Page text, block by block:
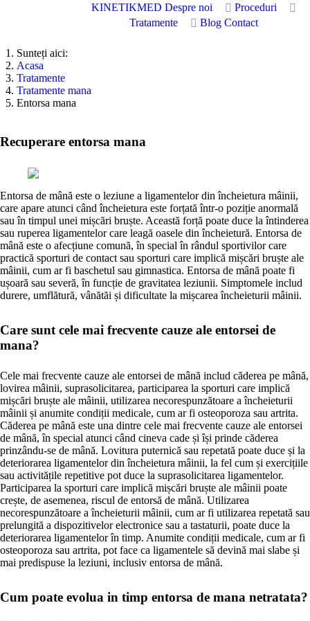
KINETIKMED Despre noi
Proceduri
Tratamente
Blog Contact
Sunteți aici:
Acasa
Tratamente
Tratamente mana
Entorsa mana
Recuperare entorsa mana
Entorsa de mână este o leziune a ligamentelor din încheietura mâinii,
care apare atunci când încheietura este forțată într-o poziție anormală
sau în timpul unei mișcări bruște. Această forță poate duce la întinderea
sau ruperea ligamentelor care leagă oasele din încheietură. Entorsa de
mână este o afecțiune comună, în special în rândul sportivilor care
practică sporturi de contact sau sporturi care implică mișcări bruște ale
mâinii, cum ar fi baschetul sau gimnastica. Entorsa de mână poate fi
ușoară sau severă, în funcție de gravitatea leziunii. Simptomele includ
durere, umflătură, vânătăi și dificultate la mișcarea încheieturii mâinii.
Care sunt cele mai frecvente cauze ale entorsei de
mana?
Cele mai frecvente cauze ale entorsei de mână includ căderea pe mână,
lovirea mâinii, suprasolicitarea, participarea la sporturi care implică
mișcări bruște ale mâinii, utilizarea necorespunzătoare a încheieturii
mâinii și anumite condiții medicale, cum ar fi osteoporoza sau artrita.
Căderea pe mână este una dintre cele mai frecvente cauze ale entorsei
de mână, în special atunci când cineva cade și își prinde căderea
prinzându-se de mână. Lovitura puternică sau repetată poate duce și la
deteriorarea ligamentelor din încheietura mâinii, la fel cum și exercițiile
sau activitățile repetitive pot duce la suprasolicitarea ligamentelor.
Participarea la sporturi care implică mișcări bruște ale mâinii poate
crește, de asemenea, riscul de entorsă de mână. Utilizarea
necorespunzătoare a încheieturii mâinii, cum ar fi utilizarea repetată sau
prelungită a dispozitivelor electronice sau a tastaturii, poate duce la
deteriorarea ligamentelor în timp. Anumite condiții medicale, cum ar fi
osteoporoza sau artrita, pot face ca ligamentele să devină mai slabe și
mai predispuse la leziuni, inclusiv entorsa de mână.
Cum poate evolua in timp entorsa de mana netratata?